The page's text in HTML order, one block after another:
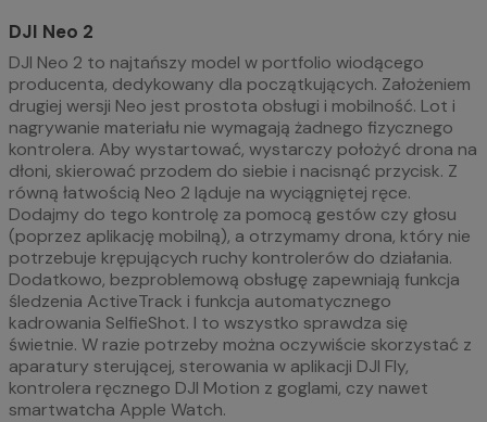
DJI Neo 2
DJI Neo 2 to najtańszy model w portfolio wiodącego
producenta, dedykowany dla początkujących. Założeniem
drugiej wersji Neo jest prostota obsługi i mobilność. Lot i
nagrywanie materiału nie wymagają żadnego fizycznego
kontrolera. Aby wystartować, wystarczy położyć drona na
dłoni, skierować przodem do siebie i nacisnąć przycisk. Z
równą łatwością Neo 2 ląduje na wyciągniętej ręce.
Dodajmy do tego kontrolę za pomocą gestów czy głosu
(poprzez aplikację mobilną), a otrzymamy drona, który nie
potrzebuje krępujących ruchy kontrolerów do działania.
Dodatkowo, bezproblemową obsługę zapewniają funkcja
śledzenia ActiveTrack i funkcja automatycznego
kadrowania SelfieShot. I to wszystko sprawdza się
świetnie. W razie potrzeby można oczywiście skorzystać z
aparatury sterującej, sterowania w aplikacji DJI Fly,
kontrolera ręcznego DJI Motion z goglami, czy nawet
smartwatcha Apple Watch.